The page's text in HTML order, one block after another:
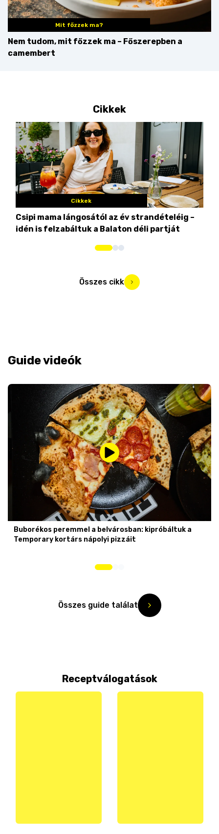
Mit főzzek ma?
Nem tudom, mit főzzek ma – Főszerepben a
camembert
Cikkek
Cikkek
Csipi mama lángosától az év strandételéig –
idén is felzabáltuk a Balaton déli partját
Összes cikk
Guide videók
Buborékos peremmel a belvárosban: kipróbáltuk a
Temporary kortárs nápolyi pizzáit
Összes guide találat
Receptválogatások